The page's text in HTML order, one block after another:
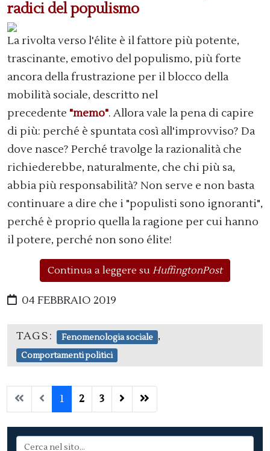
radici del populismo
La rivolta verso l'élite è il fattore più potente,
trascinante, emotivo del populismo, più forte
ancora della frustrazione per il blocco della
mobilità sociale, descritto nel
precedente "memo". Allora vale la pena di capire
di più: perché è spuntata così all'improvviso? Da
dove nasce? Perché travolge la razionalità che
richiederebbe, naturalmente, che chi più sa,
abbia più responsabilità? Non serve e non basta
continuare a dire che i "populisti sono ignoranti",
perché è proprio quella la ragione per cui hanno
il potere, perché non sono élite!
Continua a leggere su HuffingtonPost
04 FEBBRAIO 2019
TAGS: Fenomenologia sociale ,
Comportamenti politici
1 2 3